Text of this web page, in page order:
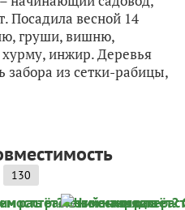
Посадила весной 14
груши, вишню,
инжир. Деревья
забора из сетки-рабицы,
130